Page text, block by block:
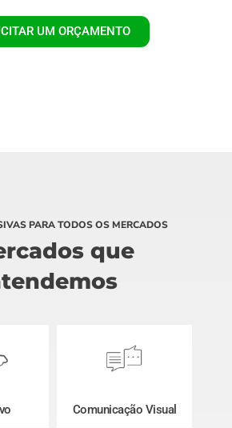
UM ORÇAMENTO
PARA TODOS OS MERCADOS
que
Comunicação Visual